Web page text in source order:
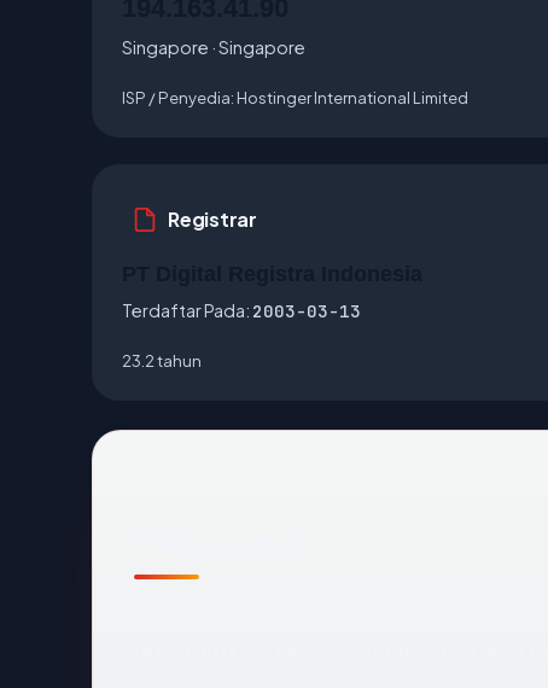
Singapore · Singapore
ISP / Penyedia: Hostinger International Limited
Registrar
Terdaftar Pada: 2003-03-13
23.2 tahun